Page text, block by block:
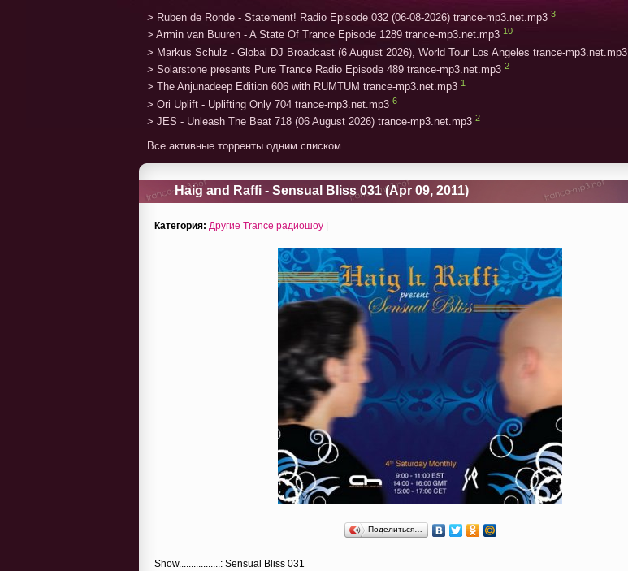
> Ruben de Ronde - Statement! Radio Episode 032 (06-08-2026) trance-mp3.net.mp3 3
> Armin van Buuren - A State Of Trance Episode 1289 trance-mp3.net.mp3 10
> Markus Schulz - Global DJ Broadcast (6 August 2026), World Tour Los Angeles trance-mp3.net.mp3
> Solarstone presents Pure Trance Radio Episode 489 trance-mp3.net.mp3 2
> The Anjunadeep Edition 606 with RUMTUM trance-mp3.net.mp3 1
> Ori Uplift - Uplifting Only 704 trance-mp3.net.mp3 6
> JES - Unleash The Beat 718 (06 August 2026) trance-mp3.net.mp3 2
Все активные торренты одним списком
Haig and Raffi - Sensual Bliss 031 (Apr 09, 2011)
Категория: Другие Trance радиошоу |
Поделиться…
Show.................: Sensual Bliss 031